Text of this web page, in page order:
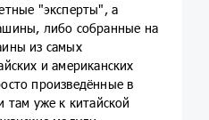
"эксперты", а
либо собранные на
из самых
и американских
произведённые в
уже к китайской